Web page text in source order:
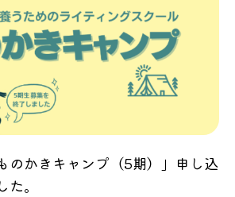
のかきキャンプ（5期）」申し込
。